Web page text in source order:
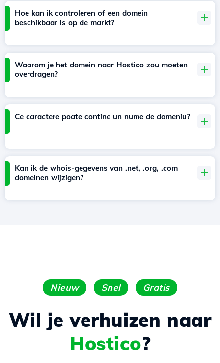
Hoe kan ik controleren of een domein
beschikbaar is op de markt?
Waarom je het domein naar Hostico zou moeten
overdragen?
Ce caractere poate contine un nume de domeniu?
Kan ik de whois-gegevens van .net, .org, .com
domeinen wijzigen?
Nieuw Snel Gratis
Wil je verhuizen naar
Hostico?